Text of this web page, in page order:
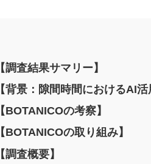
【調査結果サマリー】
【背景：隙間時間におけるAI活
【BOTANICOの考察】
【BOTANICOの取り組み】
【調査概要】